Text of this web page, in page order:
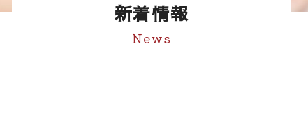
新着情報
News